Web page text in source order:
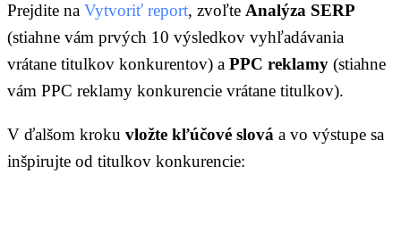
Prejdite na Vytvoriť report, zvoľte Analýza SERP
(stiahne vám prvých 10 výsledkov vyhľadávania
vrátane titulkov konkurentov) a PPC reklamy (stiahne
vám PPC reklamy konkurencie vrátane titulkov).
V ďalšom kroku vložte kľúčové slová a vo výstupe sa
inšpirujte od titulkov konkurencie: